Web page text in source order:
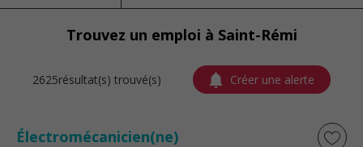
Trouvez un emploi à Saint-Rémi
2625résultat(s) trouvé(s) Créer une alerte
Électromécanicien(ne)